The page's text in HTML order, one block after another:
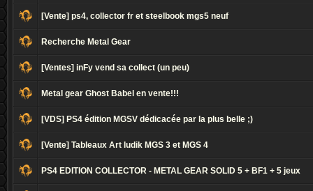
[Vente] ps4, collector fr et steelbook mgs5 neuf
Recherche Metal Gear
[Ventes] inFy vend sa collect (un peu)
Metal gear Ghost Babel en vente!!!
[VDS] PS4 édition MGSV dédicacée par la plus belle ;)
[Vente] Tableaux Art ludik MGS 3 et MGS 4
PS4 EDITION COLLECTOR - METAL GEAR SOLID 5 + BF1 + 5 jeux